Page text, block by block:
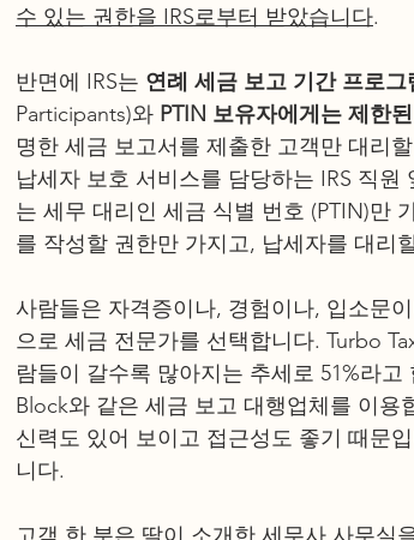
수 있는 권한을 IRS로부터 받았습니다.
반면에 IRS는 연례 세금 보고 기간 프로
Participants)와 PTIN 보유자에게는 제한
명한 세금 보고서를 제출한 고객만 대리
납세자 보호 서비스를 담당하는 IRS 직
는 세무 대리인 세금 식별 번호 (PTIN)만
를 작성할 권한만 가지고, 납세자를 대리
사람들은 자격증이나, 경험이나, 입소문
으로 세금 전문가를 선택합니다. Turbo
람들이 갈수록 많아지는 추세로 51%라
Block와 같은 세금 보고 대행업체를 이
신력도 있어 보이고 접근성도 좋기 때문
니다.